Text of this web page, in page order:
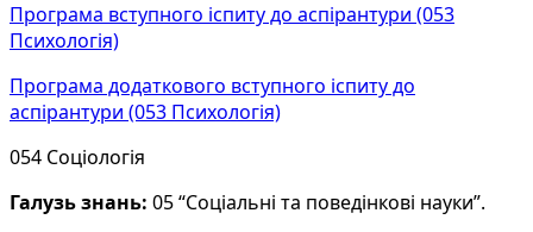
Програма вступного іспиту до аспірантури (053
Психологія)
Програма додаткового вступного іспиту до
аспірантури (053 Психологія)
054 Соціологія
Галузь знань: 05 “Соціальні та поведінкові науки”.